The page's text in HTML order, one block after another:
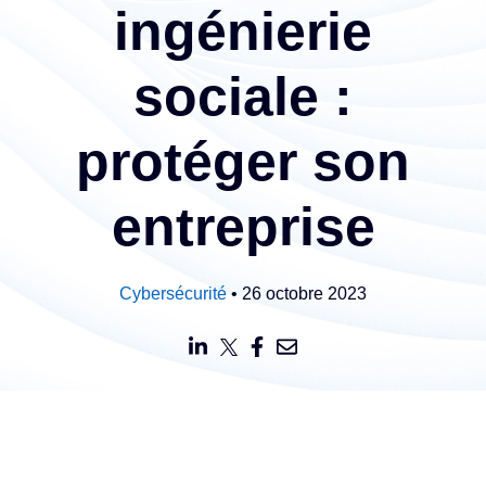
ingénierie
sociale :
protéger son
entreprise
Cybersécurité • 26 octobre 2023